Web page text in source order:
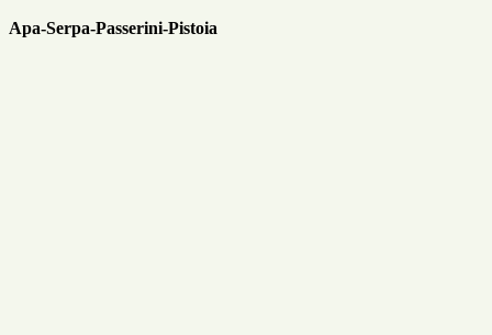
Apa-Serpa-Passerini-Pistoia